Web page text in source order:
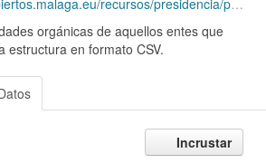
recursos/presidencia/presupuestos2022/organicosporentidad.csv
orgánicas de aquellos entes que
estructura en formato CSV.
Incrustar